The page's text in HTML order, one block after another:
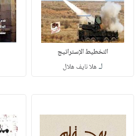
التخطيط الإستراتيج
لـ هلا نايف هلال